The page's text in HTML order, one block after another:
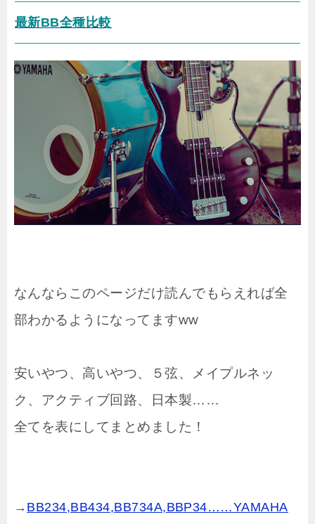
最新BB全種比較
なんならこのページだけ読んでもらえれば全
部わかるようになってますww
安いやつ、高いやつ、５弦、メイプルネッ
ク、アクティブ回路、日本製……
全てを表にしてまとめました！
→ BB234,BB434,BB734A,BBP34……YAMAHA